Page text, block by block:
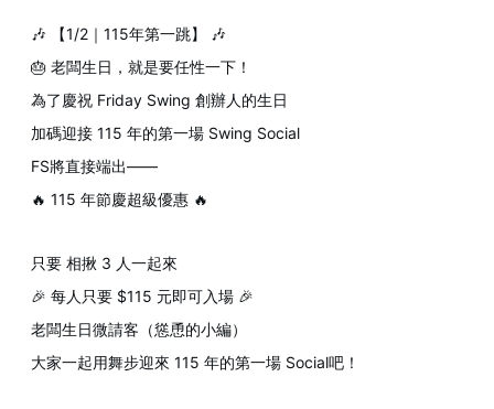
🎶 【1/2｜115年第一跳】 🎶
🎂 老闆生日，就是要任性一下！
為了慶祝 Friday Swing 創辦人的生日
加碼迎接 115 年的第一場 Swing Social
FS將直接端出——
🔥 115 年節慶超級優惠 🔥
只要 相揪 3 人一起來
🎉 每人只要 $115 元即可入場 🎉
老闆生日微請客（慫恿的小編）
大家一起用舞步迎來 115 年的第一場 Social吧！